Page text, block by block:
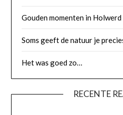
Gouden momenten in Holwerd
Soms geeft de natuur je
Het was goed zo…
RECENTE